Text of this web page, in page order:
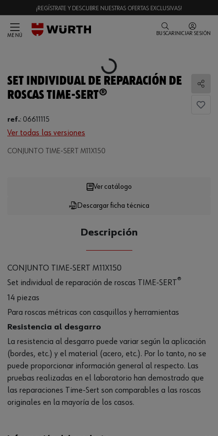
¡REGÍSTRATE Y DESCUBRE NUESTRAS OFERTAS EXCLUSIVAS!
MENÚ BUSCAR INICIAR SESIÓN
Loading...
SET INDIVIDUAL DE REPARACIÓN DE
ROSCAS TIME-SERT®
ref.: 06611115
Ver todas las versiones
CONJUNTO TIME-SERT M11X150
Loading...
Descargar ficha técnica
Ver catálogo
Descripción
CONJUNTO TIME-SERT M11X150
Set individual de reparación de roscas TIME-SERT®
14 piezas
Para roscas métricas con casquillos y herramientas
Resistencia al desgarro
La resistencia al desgarro puede variar según la aplicación
(bordes, etc.) y el material (acero, etc.). Por lo tanto, no se
puede proporcionar información general al respecto. Las
pruebas realizadas en el laboratorio han demostrado que
las reparaciones Time-Sert son comparables a las roscas
originales en la mayoría de los casos.